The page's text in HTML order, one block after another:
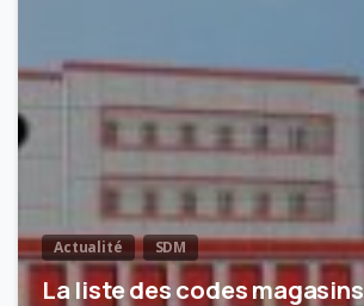
Actualité SDM
La liste des codes magasins